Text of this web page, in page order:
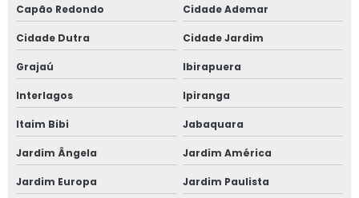
Fabricante de janela sobreposta de correr
Fabricante de janela sobreposta de giro
Fabricante de janela vidro multilaminado
Fabricante de janela vidro triplo
Fabricante de portas e janelas de alumínio
Fornecedor de esquadrias de alto padrão
Capão Redondo Cidade Ademar
Cidade Dutra Cidade Jardim
Grajaú Ibirapuera
Interlagos Ipiranga
Itaim Bibi Jabaquara
Jardim Ângela Jardim América
Jardim Europa Jardim Paulista